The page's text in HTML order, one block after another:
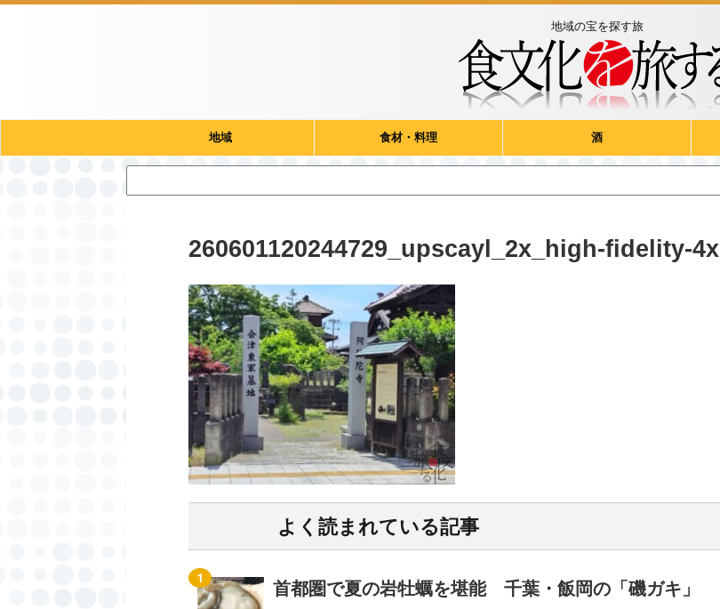
地域の宝を探す旅
地域 食材・料理 酒
260601120244729_upscayl_2x_high-fidelity-4x
よく読まれている記事
首都圏で夏の岩牡蠣を堪能 千葉・飯岡の「磯ガキ」